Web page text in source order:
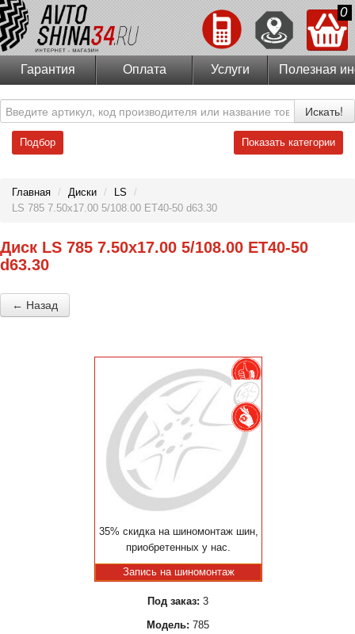
0
Гарантия Оплата Услуги Полезная
Искать!
Подбор Показать категории
Главная / Диски / LS
/
LS 785 7.50x17.00 5/108.00 ET40-50 d63.30
Диск LS 785 7.50x17.00 5/108.00 ET40-50
d63.30
← Назад
35% скидка на шиномонтаж шин,
приобретенных у нас.
Запись на шиномонтаж
Под заказ: 3
Модель: 785